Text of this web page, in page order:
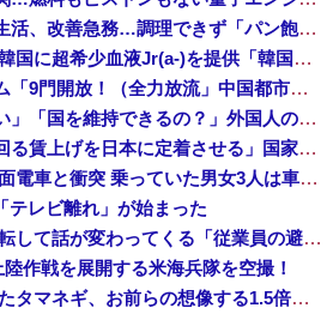
【熊本地震】避難者の食生活、改善急務…調理できず「パン飽き飽き」断水なお３万戸超
【速報】 日本赤十字社、韓国に超希少血液Jr(a-)を提供「韓国内では適合する血液を確保できなかった」※今回で4回目
中国「大洪水！」三峡ダム「9門開放！（全力放流」中国都市「三峡沿線の道路水没」中国政府「高速道路封鎖！」中国ダム「緊急放流に合わせて開門（土砂崩れ発生」→
「あきれてモノが言えない」「国を維持できるの？」外国人の永住許可要件の厳格化で在日中国人の本音は？
高市総理「物価上昇を上回る賃上げを日本に定着させる」国家公務員月給3.51％増へ 地方公務員も追随する見通し
【鹿児島】 突然右折し路面電車と衝突 乗っていた男女3人は車を放置しダッシュで逃走中
レビ離れ」が始まった
【イオンモール熊本】 一転して話が変わってくる「従業員の避難誘導の証言が複数」イオン側が社内規定に抵触していた疑い
作戦を展開する米海兵隊を空撮！
【画像】 農家ワイが作ったタマネギ、お前らの想像する1.5倍はデカいぞ